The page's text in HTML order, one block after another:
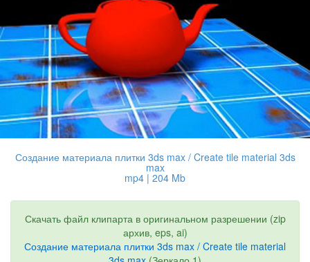
Создание материала плитки 3ds max / Create tile material 3ds
max
mp4 | 204 Mb
Скачать файл клипарта в оригинальном разрешении (zip
архив, eps, ai)
Создание материала плитки 3ds max / Create tile material